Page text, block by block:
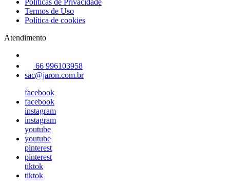
Políticas de Privacidade
Termos de Uso
Política de cookies
Atendimento
66 996103958
sac@jaron.com.br
facebook
facebook
instagram
instagram
youtube
youtube
pinterest
pinterest
tiktok
tiktok